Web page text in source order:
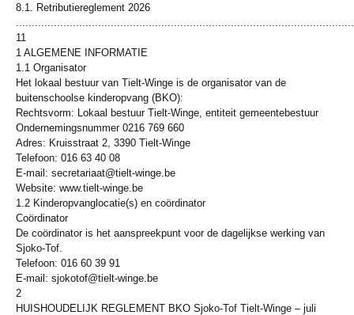
8.1. Retributiereglement 2026
11
1 ALGEMENE INFORMATIE
1.1 Organisator
Het lokaal bestuur van Tielt-Winge is de organisator van de
buitenschoolse kinderopvang (BKO):
Rechtsvorm: Lokaal bestuur Tielt-Winge, entiteit gemeentebestuur
Ondernemingsnummer 0216 769 660
Adres: Kruisstraat 2, 3390 Tielt-Winge
Telefoon: 016 63 40 08
E-mail: secretariaat@tielt-winge.be
Website: www.tielt-winge.be
1.2 Kinderopvanglocatie(s) en coördinator
Coördinator
De coördinator is het aanspreekpunt voor de dagelijkse werking van
Sjoko-Tof.
Telefoon: 016 60 39 91
E-mail: sjokotof@tielt-winge.be
2
HUISHOUDELIJK REGLEMENT BKO Sjoko-Tof Tielt-Winge – juli